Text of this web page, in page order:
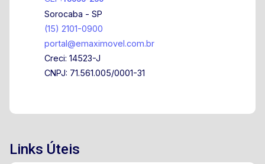
Sorocaba - SP
(15) 2101-0900
portal@emaximovel.com.br
Creci: 14523-J
CNPJ: 71.561.005/0001-31
Links Úteis